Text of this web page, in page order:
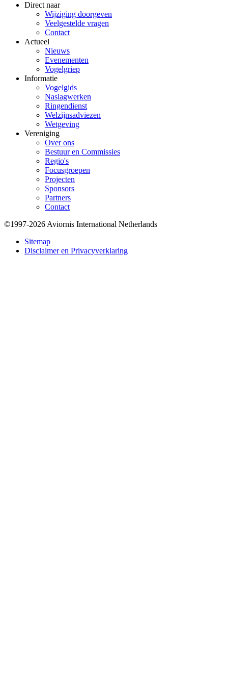
Direct naar
Wijziging doorgeven
Veelgestelde vragen
Contact
Actueel
Nieuws
Evenementen
Vogelgriep
Informatie
Vogelgids
Naslagwerken
Ringendienst
Welzijnsadviezen
Wetgeving
Vereniging
Over ons
Bestuur en Commissies
Regio's
Focusgroepen
Projecten
Sponsors
Partners
Contact
Bottom
©1997-2026 Aviornis International Netherlands
Sitemap
Disclaimer en Privacyverklaring